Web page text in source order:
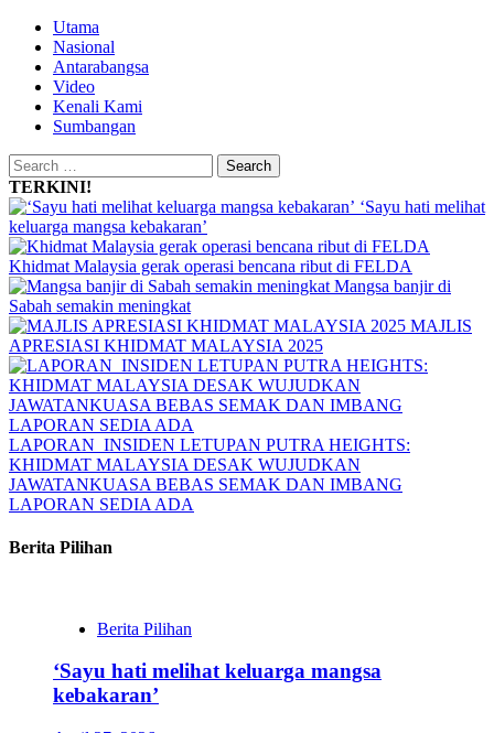
Skip
content
Primary
Menu
Utama
Nasional
Antarabangsa
Video
Kenali Kami
Sumbangan
Search
for:
TERKINI!
‘Sayu hati melihat
keluarga mangsa kebakaran’
Khidmat Malaysia gerak operasi bencana ribut di FELDA
Mangsa banjir di
Sabah semakin meningkat
MAJLIS
APRESIASI KHIDMAT MALAYSIA 2025
LAPORAN INSIDEN LETUPAN PUTRA HEIGHTS:
KHIDMAT MALAYSIA DESAK WUJUDKAN
JAWATANKUASA BEBAS SEMAK DAN IMBANG
LAPORAN SEDIA ADA
Berita Pilihan
Berita Pilihan
‘Sayu hati melihat keluarga mangsa
kebakaran’